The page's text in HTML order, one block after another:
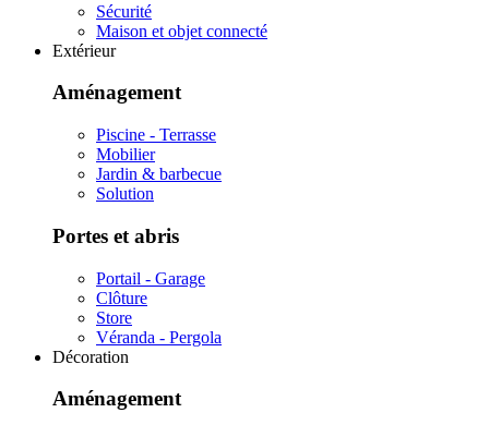
Sécurité
Maison et objet connecté
Extérieur
Aménagement
Piscine - Terrasse
Mobilier
Jardin & barbecue
Solution
Portes et abris
Portail - Garage
Clôture
Store
Véranda - Pergola
Décoration
Aménagement